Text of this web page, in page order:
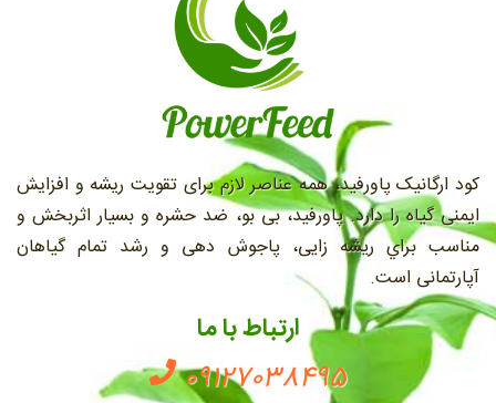
کود ارگانیک پاورفید، همه عناصر لازم برای تقویت ریشه و افزایش
ایمنی گیاه را دارد. پاورفید، بی بو، ضد حشره و بسیار اثربخش و
مناسب براي ريشه زايی، پاجوش دهی و رشد تمام گیاهان
آپارتمانی است.
ارتباط با ما
09127038495